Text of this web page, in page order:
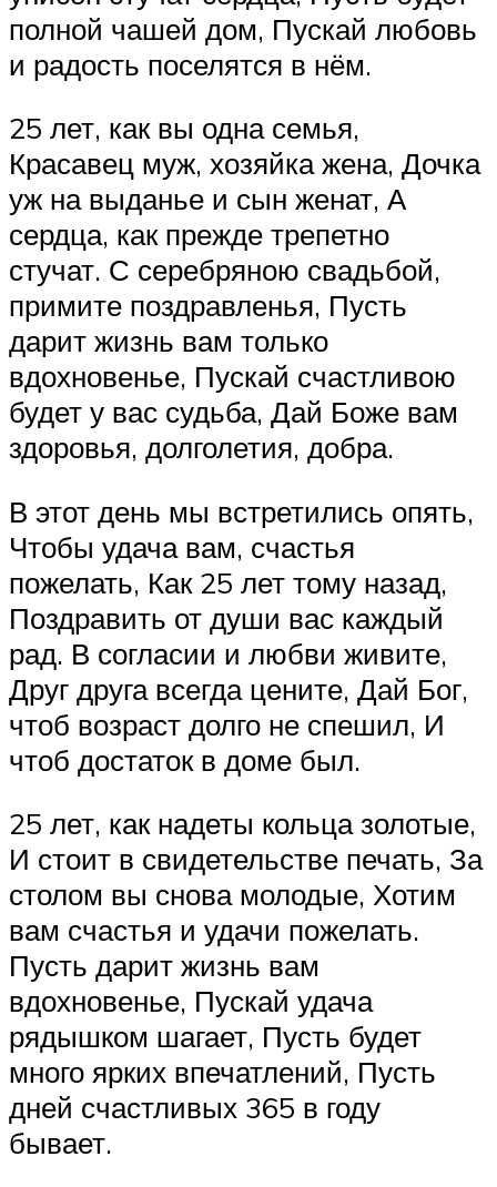
полной чашей дом, Пускай любовь
и радость поселятся в нём.
25 лет, как вы одна семья,
Красавец муж, хозяйка жена, Дочка
уж на выданье и сын женат, А
сердца, как прежде трепетно
стучат. С серебряною свадьбой,
примите поздравленья, Пусть
дарит жизнь вам только
вдохновенье, Пускай счастливою
будет у вас судьба, Дай Боже вам
здоровья, долголетия, добра.
В этот день мы встретились опять,
Чтобы удача вам, счастья
пожелать, Как 25 лет тому назад,
Поздравить от души вас каждый
рад. В согласии и любви живите,
Друг друга всегда цените, Дай Бог,
чтоб возраст долго не спешил, И
чтоб достаток в доме был.
25 лет, как надеты кольца золотые,
И стоит в свидетельстве печать, За
столом вы снова молодые, Хотим
вам счастья и удачи пожелать.
Пусть дарит жизнь вам
вдохновенье, Пускай удача
рядышком шагает, Пусть будет
много ярких впечатлений, Пусть
дней счастливых 365 в году
бывает.